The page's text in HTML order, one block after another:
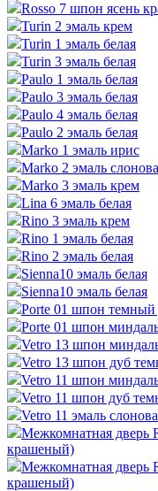
Rosso 7 шпон ясень
Turin 2 эмаль крем
Turin 1 эмаль белая
Turin 3 эмаль белая
Paulo 1 эмаль белая
Paulo 3 эмаль белая
Paulo 4 эмаль белая
Paulo 2 эмаль белая
Marko 1 эмаль ирис
Marko 2 эмаль
Marko 3 эмаль крем
Lina 6 эмаль белая
Rino 3 эмаль крем
Rino 1 эмаль белая
Rino 2 эмаль белая
Sienna10 эмаль белая
Sienna10 эмаль белая
Porte 01 шпон темный
Porte 01 шпон
Vetro 13 шпон
Vetro 13 шпон дуб
Vetro 11 шпон
Vetro 11 шпон дуб
Vetro 11 эмаль
Межкомнатная
крашеный)
Межкомнатная
крашеный)